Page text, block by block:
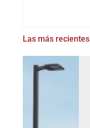
Las más recientes